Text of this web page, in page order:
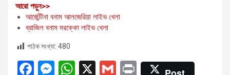
আরো পড়ুন>>:
জার্মানি
বনাম
কোস্ট
লাইভ
খেলা:
আর্জেন্টিনা বনাম আলজেরিয়া লাইভ খেলা
ব্রাজিল বনাম মরক্কো লাইভ খেলা
পাঠক সংখ্যা: 480
F M W X G Pr